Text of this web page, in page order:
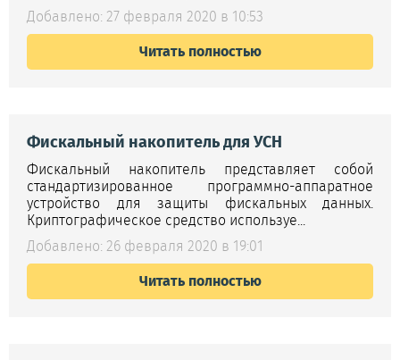
Добавлено: 27 февраля 2020 в 10:53
Читать полностью
Фискальный накопитель для УСН
Фискальный накопитель представляет собой
стандартизированное программно-аппаратное
устройство для защиты фискальных данных.
Криптографическое средство используе...
Добавлено: 26 февраля 2020 в 19:01
Читать полностью